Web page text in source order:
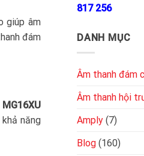
giúp âm
đám
năng
817 256
DANH MỤC
Âm thanh đám
Âm thanh hội
Amply (7)
Blog (160)